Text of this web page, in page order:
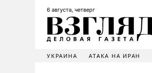
6 августа, четверг
УКРАИНА АТАКА НА ИРАН